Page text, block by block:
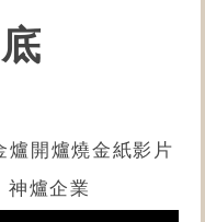
開爐燒金紙影片
神爐企業